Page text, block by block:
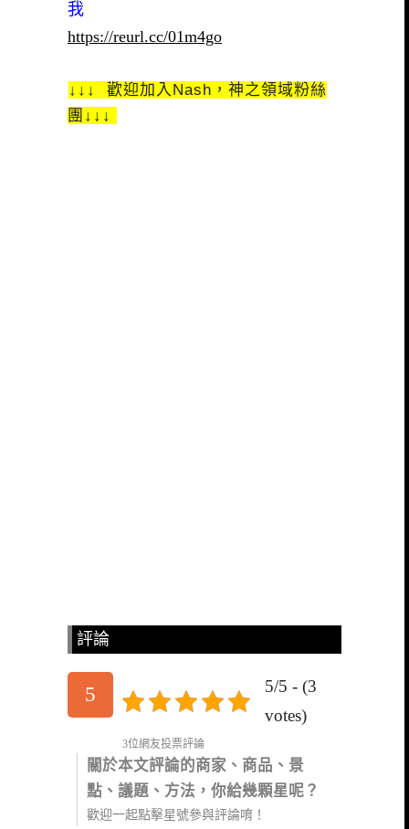
我
https://reurl.cc/01m4go
↓↓↓ 歡迎加入Nash，神之領域粉絲
團↓↓↓
評論
5
5/5 - (3
votes)
3位網友投票評論
關於本文評論的商家、商品、景
點、議題、方法，你給幾顆星呢？
歡迎一起點擊星號參與評論唷！